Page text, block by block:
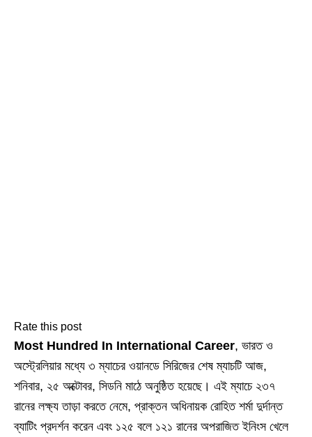
Rate this post
Most Hundred In International Career, ভারত ও
অস্ট্রেলিয়ার মধ্যে ৩ ম্যাচের ওয়ানডে সিরিজের শেষ ম্যাচটি আজ,
শনিবার, ২৫ অক্টোবর, সিডনি মাঠে অনুষ্ঠিত হয়েছে। এই ম্যাচে ২৩৭
রানের লক্ষ্য তাড়া করতে নেমে, প্রাক্তন অধিনায়ক রোহিত শর্মা দুর্দান্ত
ব্যাটিং প্রদর্শন করেন এবং ১২৫ বলে ১২১ রানের অপরাজিত ইনিংস খেলে